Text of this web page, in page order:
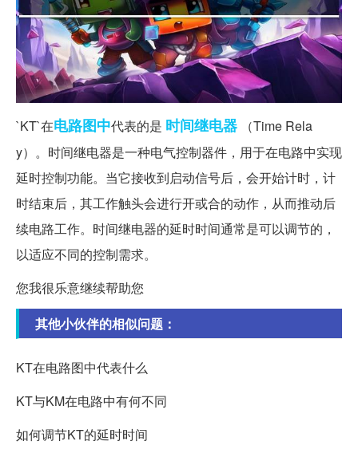
`KT`在电路图中代表的是 时间继电器 （Time Rela
y）。时间继电器是一种电气控制器件，用于在电路中实现
延时控制功能。当它接收到启动信号后，会开始计时，计
时结束后，其工作触头会进行开或合的动作，从而推动后
续电路工作。时间继电器的延时时间通常是可以调节的，
以适应不同的控制需求。
您我很乐意继续帮助您
其他小伙伴的相似问题：
KT在电路图中代表什么
KT与KM在电路中有何不同
如何调节KT的延时时间